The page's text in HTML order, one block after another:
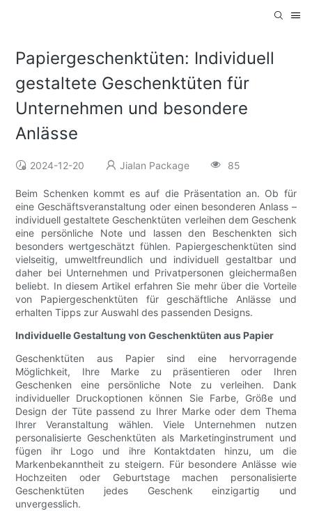
Papiergeschenktüten: Individuell
gestaltete Geschenktüten für
Unternehmen und besondere
Anlässe
2024-12-20 Jialan Package 85
Beim Schenken kommt es auf die Präsentation an. Ob für
eine Geschäftsveranstaltung oder einen besonderen Anlass –
individuell gestaltete Geschenktüten verleihen dem Geschenk
eine persönliche Note und lassen den Beschenkten sich
besonders wertgeschätzt fühlen. Papiergeschenktüten sind
vielseitig, umweltfreundlich und individuell gestaltbar und
daher bei Unternehmen und Privatpersonen gleichermaßen
beliebt. In diesem Artikel erfahren Sie mehr über die Vorteile
von Papiergeschenktüten für geschäftliche Anlässe und
erhalten Tipps zur Auswahl des passenden Designs.
Individuelle Gestaltung von Geschenktüten aus Papier
Geschenktüten aus Papier sind eine hervorragende
Möglichkeit, Ihre Marke zu präsentieren oder Ihren
Geschenken eine persönliche Note zu verleihen. Dank
individueller Druckoptionen können Sie Farbe, Größe und
Design der Tüte passend zu Ihrer Marke oder dem Thema
Ihrer Veranstaltung wählen. Viele Unternehmen nutzen
personalisierte Geschenktüten als Marketinginstrument und
fügen ihr Logo und ihre Kontaktdaten hinzu, um die
Markenbekanntheit zu steigern. Für besondere Anlässe wie
Hochzeiten oder Geburtstage machen personalisierte
Geschenktüten jedes Geschenk einzigartig und
unvergesslich.